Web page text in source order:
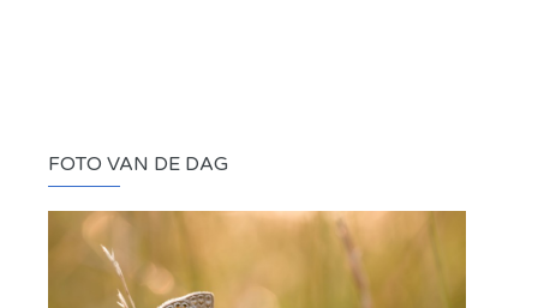
FOTO VAN DE DAG